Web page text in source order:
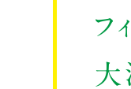
フ
大